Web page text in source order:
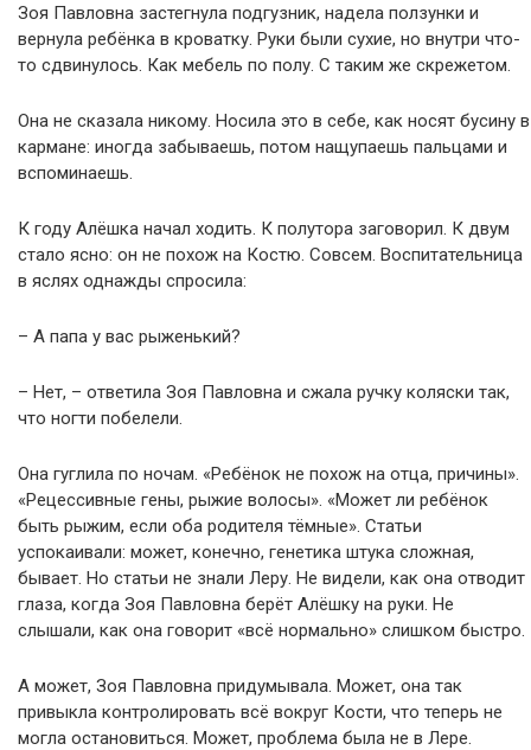
Зоя Павловна застегнула подгузник, надела ползунки и
вернула ребёнка в кроватку. Руки были сухие, но внутри что-
то сдвинулось. Как мебель по полу. С таким же скрежетом.
Она не сказала никому. Носила это в себе, как носят бусину в
кармане: иногда забываешь, потом нащупаешь пальцами и
вспоминаешь.
К году Алёшка начал ходить. К полутора заговорил. К двум
стало ясно: он не похож на Костю. Совсем. Воспитательница
в яслях однажды спросила:
– А папа у вас рыженький?
– Нет, – ответила Зоя Павловна и сжала ручку коляски так,
что ногти побелели.
Она гуглила по ночам. «Ребёнок не похож на отца, причины».
«Рецессивные гены, рыжие волосы». «Может ли ребёнок
быть рыжим, если оба родителя тёмные». Статьи
успокаивали: может, конечно, генетика штука сложная,
бывает. Но статьи не знали Леру. Не видели, как она отводит
глаза, когда Зоя Павловна берёт Алёшку на руки. Не
слышали, как она говорит «всё нормально» слишком быстро.
А может, Зоя Павловна придумывала. Может, она так
привыкла контролировать всё вокруг Кости, что теперь не
могла остановиться. Может, проблема была не в Лере.